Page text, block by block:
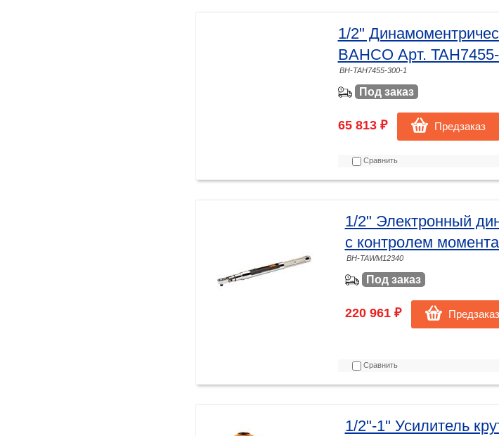
1/2"
BAHCO Арт.
BH-TAH7455-300-1
Под заказ
65 813 ₽ Предзаказ
Сравнить
1/2" Электронный
с контролем
BH-TAWM12340
Под заказ
220 961 ₽ Предзаказ
Сравнить
1/2"-1" Усилитель